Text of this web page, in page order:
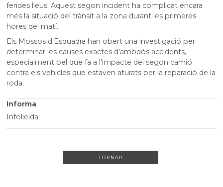
ferides lleus. Aquest segon incident ha complicat encara
més la situació del trànsit a la zona durant les primeres
hores del matí.
Els Mossos d'Esquadra han obert una investigació per
determinar les causes exactes d'ambdós accidents,
especialment pel que fa a l'impacte del segon camió
contra els vehicles que estaven aturats per la reparació de la
roda.
Informa
Infolleida
TORNAR